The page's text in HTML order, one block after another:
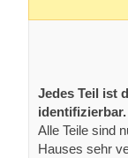
Jedes Teil ist
identifizierbar.
Alle Teile sind
Hauses sehr